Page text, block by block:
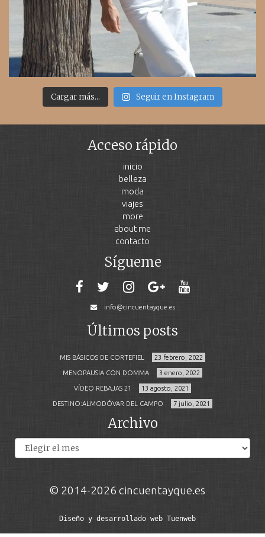
Cargar más... Seguir en Instagram
Acceso rápido
inicio
belleza
moda
viajes
more
about me
contacto
Sígueme
info@cincuentayque.es
Últimos posts
MIS BÁSICOS DE CORTEFIEL 23 febrero, 2022
MENOPAUSIA CON DOMMA 3 enero, 2022
VÍDEO REBAJAS 21 13 agosto, 2021
DESTINO:ALMODÓVAR DEL CAMPO 7 julio, 2021
Archivo
© 2014-2026 cincuentayque.es
Diseño y desarrollado web Tuenweb